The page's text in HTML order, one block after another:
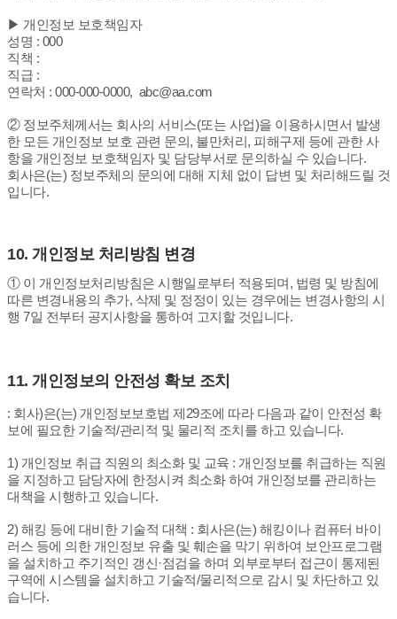
▶ 개인정보 보호책임자
성명 : 000
직책 :
직급 :
연락처 : 000-000-0000, abc@aa.com
② 정보주체께서는 회사의 서비스(또는 사업)을 이용하시면서 발생
한 모든 개인정보 보호 관련 문의, 불만처리, 피해구제 등에 관한 사
항을 개인정보 보호책임자 및 담당부서로 문의하실 수 있습니다.
회사은(는) 정보주체의 문의에 대해 지체 없이 답변 및 처리해드릴 것
입니다.
10. 개인정보 처리방침 변경
① 이 개인정보처리방침은 시행일로부터 적용되며, 법령 및 방침에
따른 변경내용의 추가, 삭제 및 정정이 있는 경우에는 변경사항의 시
행 7일 전부터 공지사항을 통하여 고지할 것입니다.
11. 개인정보의 안전성 확보 조치
: 회사)은(는) 개인정보보호법 제29조에 따라 다음과 같이 안전성 확
보에 필요한 기술적/관리적 및 물리적 조치를 하고 있습니다.
1) 개인정보 취급 직원의 최소화 및 교육 : 개인정보를 취급하는 직원
을 지정하고 담당자에 한정시켜 최소화 하여 개인정보를 관리하는
대책을 시행하고 있습니다.
2) 해킹 등에 대비한 기술적 대책 : 회사은(는) 해킹이나 컴퓨터 바이
러스 등에 의한 개인정보 유출 및 훼손을 막기 위하여 보안프로그램
을 설치하고 주기적인 갱신·점검을 하며 외부로부터 접근이 통제된
구역에 시스템을 설치하고 기술적/물리적으로 감시 및 차단하고 있
습니다.